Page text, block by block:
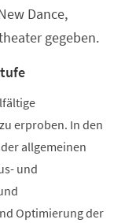
Dance,
gegeben.
erproben. In den
allgemeinen
und
Optimierung der